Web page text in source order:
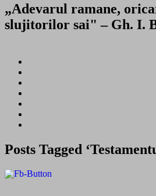
„Adevarul ramane,
slujitorilor sai" – Gh. I.
Posts Tagged